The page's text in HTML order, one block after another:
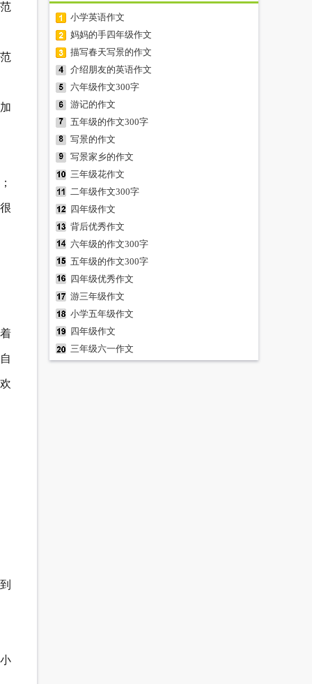
小学英语作文
妈妈的手四年级作文
描写春天写景的作文
介绍朋友的英语作文
六年级作文300字
游记的作文
五年级的作文300字
写景的作文
写景家乡的作文
三年级花作文
二年级作文300字
四年级作文
背后优秀作文
六年级的作文300字
五年级的作文300字
四年级优秀作文
游三年级作文
小学五年级作文
四年级作文
三年级六一作文